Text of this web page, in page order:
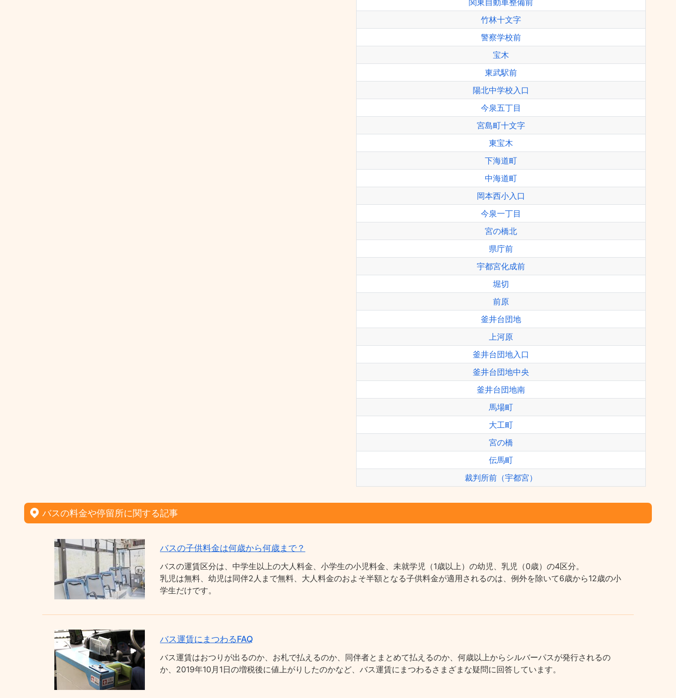
関東自動車整備前
竹林十文字
警察学校前
宝木
東武駅前
陽北中学校入口
今泉五丁目
宮島町十文字
東宝木
下海道町
中海道町
岡本西小入口
今泉一丁目
宮の橋北
県庁前
宇都宮化成前
堀切
前原
釜井台団地
上河原
釜井台団地入口
釜井台団地中央
釜井台団地南
馬場町
大工町
宮の橋
伝馬町
裁判所前（宇都宮）
バスの料金や停留所に関する記事
バスの子供料金は何歳から何歳まで？
バスの運賃区分は、中学生以上の大人料金、小学生の小児料金、未就学児（1歳以上）の幼児、乳児（0歳）の4区分。
乳児は無料、幼児は同伴2人まで無料、大人料金のおよそ半額となる子供料金が適用されるのは、例外を除いて6歳から12歳の小
学生だけです。
バス運賃にまつわるFAQ
バス運賃はおつりが出るのか、お札で払えるのか、同伴者とまとめて払えるのか、何歳以上からシルバーパスが発行されるの
か、2019年10月1日の増税後に値上がりしたのかなど、バス運賃にまつわるさまざまな疑問に回答しています。